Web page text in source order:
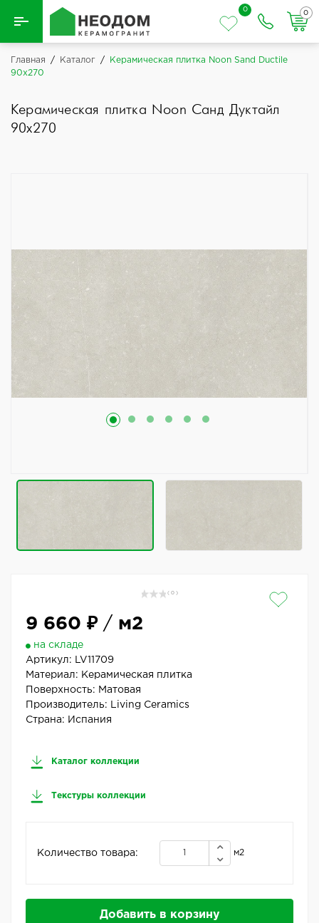
Назад
0
0
Главная / Каталог /
Керамическая плитка Noon Sand Ductile
90x270
Керамическая плитка Noon Санд Дуктайл
90x270
( 0 )
9 660 ₽/ м2
на складе
Артикул:
LV11709
Материал: Керамическая плитка
Поверхность: Матовая
Производитель:
Living Ceramics
Страна: Испания
Каталог коллекции
Текстуры коллекции
Количество товара: м2
Добавить в корзину